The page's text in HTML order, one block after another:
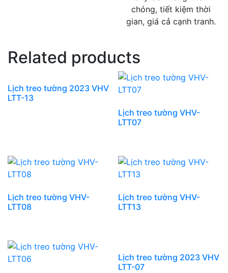
chóng, tiết kiệm thời
gian, giá cả cạnh tranh.
Related products
Lịch treo tường 2023 VHV
LTT-13
Lịch treo tường VHV-
LTT07
Lịch treo tường VHV-
LTT08
Lịch treo tường VHV-
LTT13
Lịch treo tường 2023 VHV
LTT-07